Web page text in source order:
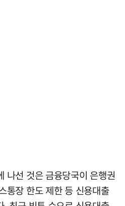
나선 것은 금융당국이 은행권
통장 한도 제한 등 신용대출